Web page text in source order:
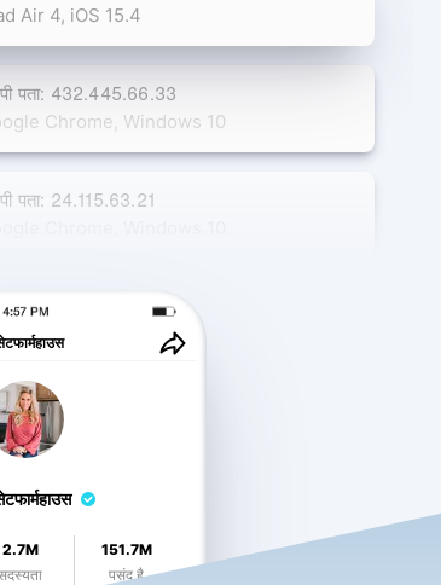
125009, गजटनी प्रति। 9, बिल्डिंग 5
पहले
पता: 432.445.66.33
Chrome, Windows 10
पता: 24.115.63.21
Air 4, iOS 15.4
2.7M
151.7M
पसंद है